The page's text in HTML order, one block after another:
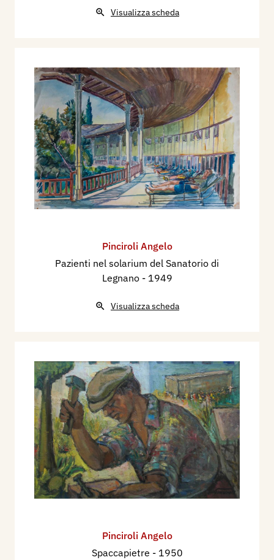
Visualizza scheda
Pinciroli Angelo
Pazienti nel solarium del Sanatorio di
Legnano - 1949
Visualizza scheda
Pinciroli Angelo
Spaccapietre - 1950